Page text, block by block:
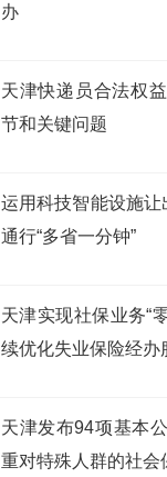
办
天津快递员合法权
节和关键问题
运用科技智能设施让
通行“多省一分钟”
天津实现社保业务“
续优化失业保险经办
天津发布94项基本
重对特殊人群的社会